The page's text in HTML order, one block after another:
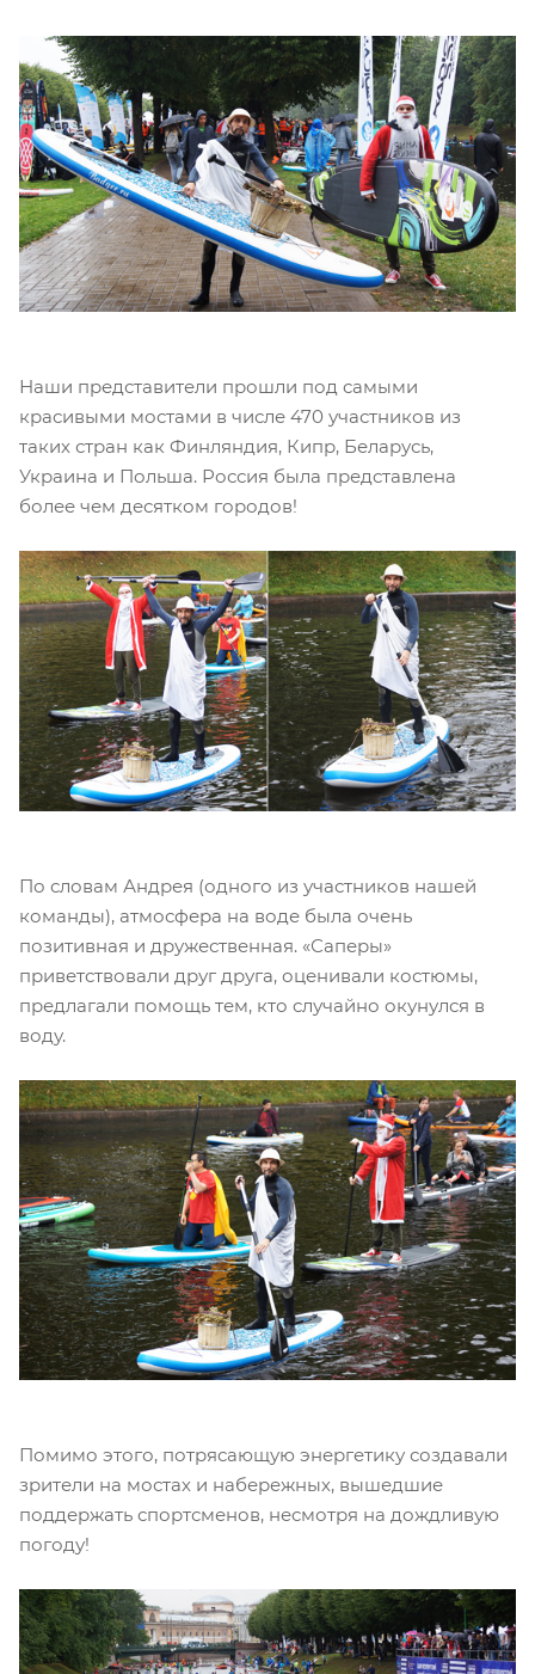
Наши представители прошли под самыми
красивыми мостами в числе 470 участников из
таких стран как Финляндия, Кипр, Беларусь,
Украина и Польша. Россия была представлена
более чем десятком городов!
По словам Андрея (одного из участников нашей
команды), атмосфера на воде была очень
позитивная и дружественная. «Саперы»
приветствовали друг друга, оценивали костюмы,
предлагали помощь тем, кто случайно окунулся в
воду.
Помимо этого, потрясающую энергетику создавали
зрители на мостах и набережных, вышедшие
поддержать спортсменов, несмотря на дождливую
погоду!